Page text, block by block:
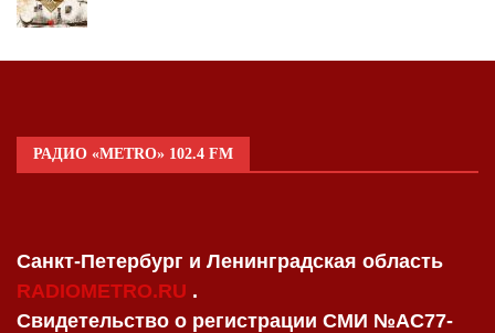
РАДИО «METRO» 102.4 FM
Санкт-Петербург и Ленинградская область
RADIOMETRO.RU .
Свидетельство о регистрации СМИ №AC77-